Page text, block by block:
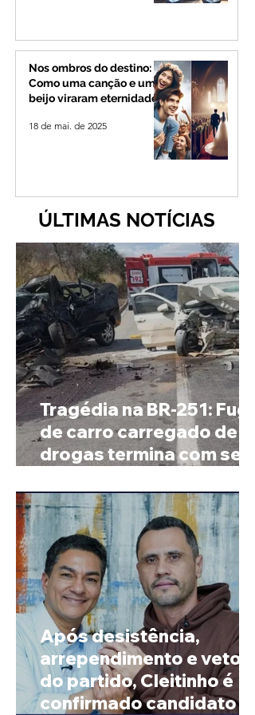
Nos ombros do destino:
Como uma canção e um
beijo viraram eternidade
18 de mai. de 2025
ÚLTIMAS NOTÍCIAS
Tragédia na BR-251: Fuga
de carro carregado de
drogas termina com sete
Após desistência,
arrependimento e veto
do partido, Cleitinho é
confirmado candidato ao